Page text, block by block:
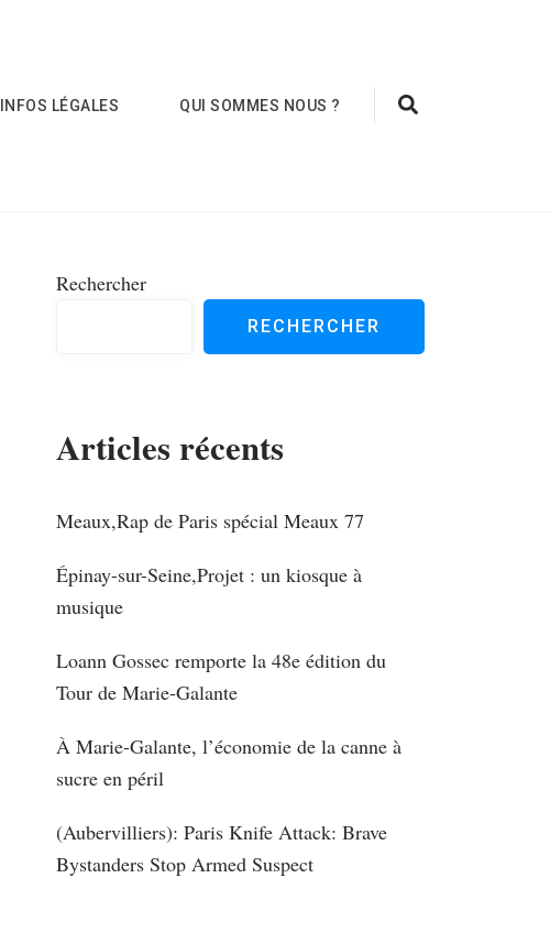
INFOS LÉGALES QUI SOMMES NOUS ?
Rechercher
RECHERCHER
Articles récents
Meaux,Rap de Paris spécial Meaux 77
Épinay-sur-Seine,Projet : un kiosque à
musique
Loann Gossec remporte la 48e édition du
Tour de Marie-Galante
À Marie-Galante, l’économie de la canne à
sucre en péril
(Aubervilliers): Paris Knife Attack: Brave
Bystanders Stop Armed Suspect